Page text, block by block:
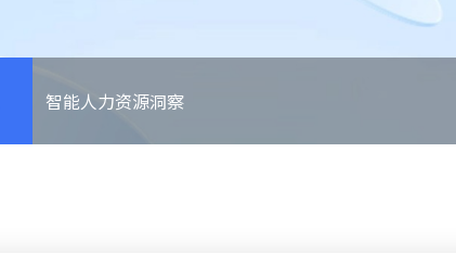
智能人力资源洞察